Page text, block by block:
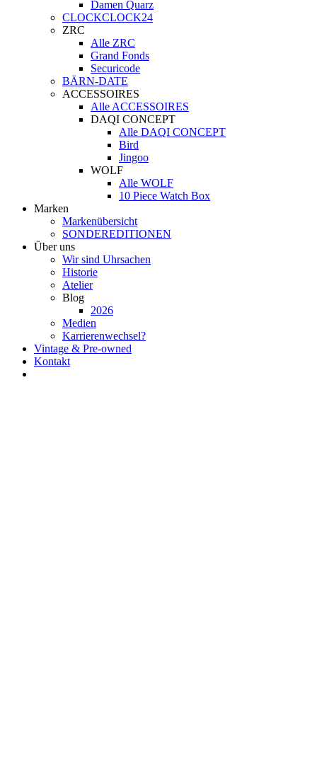
Damen Quarz
CLOCKCLOCK24
ZRC
Alle ZRC
Grand Fonds
Securicode
BÄRN-DATE
ACCESSOIRES
Alle ACCESSOIRES
DAQI CONCEPT
Alle DAQI CONCEPT
Bird
Jingoo
WOLF
Alle WOLF
10 Piece Watch Box
Marken
Markenübersicht
SONDEREDITIONEN
Über uns
Wir sind Uhrsachen
Historie
Atelier
Blog
2026
Medien
Karrierenwechsel?
Vintage & Pre-owned
Kontakt